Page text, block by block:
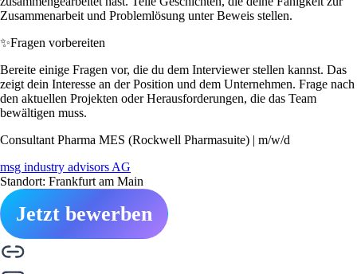
Zusammenarbeit und Problemlösung unter Beweis stellen.
✨Fragen vorbereiten
Bereite einige Fragen vor, die du dem Interviewer stellen kannst. Das
zeigt dein Interesse an der Position und dem Unternehmen. Frage nach
den aktuellen Projekten oder Herausforderungen, die das Team
bewältigen muss.
Consultant Pharma MES (Rockwell Pharmasuite) | m/w/d
msg industry advisors AG
Standort: Frankfurt am Main
Jetzt bewerben